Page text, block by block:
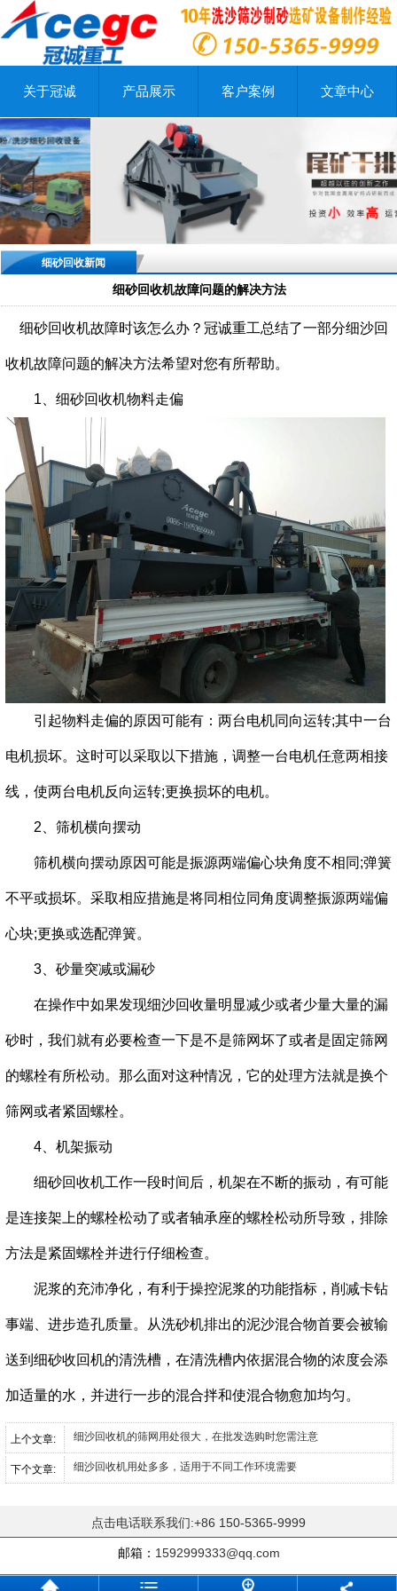
关于冠诚 产品展示 客户案例 文章中心
细砂回收新闻
细砂回收机故障问题的解决方法
细砂回收机故障时该怎么办？冠诚重工总结了一部分细沙回
收机故障问题的解决方法希望对您有所帮助。
1、 细砂回收机物料走偏
引起物料走偏的原因可能有：两台电机同向运转;其中一台
电机损坏。这时可以采取以下措施，调整一台电机任意两相接
线，使两台电机反向运转;更换损坏的电机。
2、筛机横向摆动
筛机横向摆动原因可能是振源两端偏心块角度不相同;弹簧
不平或损坏。采取相应措施是将同相位同角度调整振源两端偏
心块;更换或选配弹簧。
3、砂量突减或漏砂
在操作中如果发现细沙回收量明显减少或者少量大量的漏
砂时，我们就有必要检查一下是不是筛网坏了或者是固定筛网
的螺栓有所松动。那么面对这种情况，它的处理方法就是换个
筛网或者紧固螺栓。
4、机架振动
细砂回收机工作一段时间后，机架在不断的振动，有可能
是连接架上的螺栓松动了或者轴承座的螺栓松动所导致，排除
方法是紧固螺栓并进行仔细检查。
泥浆的充沛净化，有利于操控泥浆的功能指标，削减卡钻
事端、进步造孔质量。从洗砂机排出的泥沙混合物首要会被输
送到细砂收回机的清洗槽，在清洗槽内依据混合物的浓度会添
加适量的水，并进行一步的混合拌和使混合物愈加均匀。
上个文章: 细沙回收机的筛网用处很大，在批发选购时您需注意
下个文章: 细沙回收机用处多多，适用于不同工作环境需要
点击电话联系我们:+86 150-5365-9999
邮箱： 1592999333@qq.com